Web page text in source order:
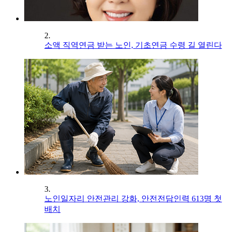
2.
소액 직역연금 받는 노인, 기초연금 수령 길 열린다
3.
노인일자리 안전관리 강화, 안전전담인력 613명 첫
배치